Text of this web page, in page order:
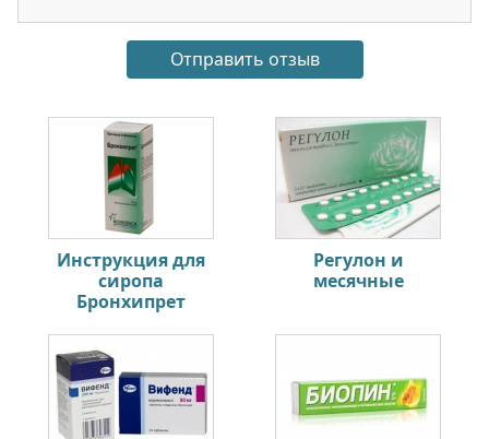
Инструкция для
сиропа
Бронхипрет
Регулон и
месячные